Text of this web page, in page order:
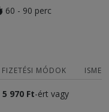
60 - 90 perc
FIZETÉSI MÓDOK
5 970 Ft-ért vagy